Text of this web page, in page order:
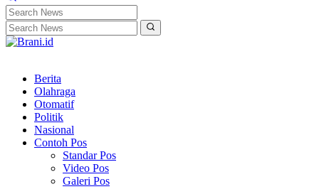
Berita
Olahraga
Otomatif
Politik
Nasional
Contoh Pos
Standar Pos
Video Pos
Galeri Pos